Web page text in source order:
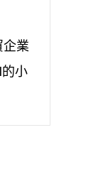
企業
小